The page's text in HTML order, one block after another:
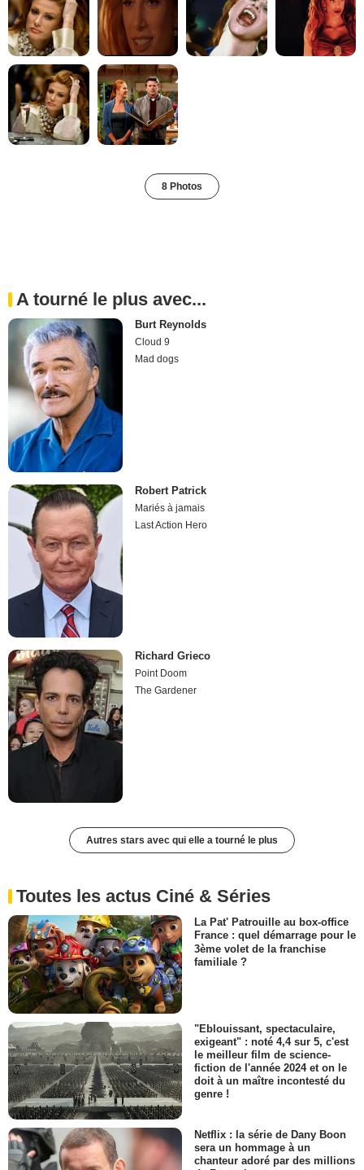
8 Photos
A tourné le plus avec...
Burt Reynolds
Cloud 9
Mad dogs
Robert Patrick
Mariés à jamais
Last Action Hero
Richard Grieco
Point Doom
The Gardener
Autres stars avec qui elle a tourné le plus
Toutes les actus Ciné & Séries
La Pat' Patrouille au box-office
France : quel démarrage pour le
3ème volet de la franchise
familiale ?
"Eblouissant, spectaculaire,
exigeant" : noté 4,4 sur 5, c'est
le meilleur film de science-
fiction de l'année 2024 et on le
doit à un maître incontesté du
genre !
Netflix : la série de Dany Boon
sera un hommage à un
chanteur adoré par des millions